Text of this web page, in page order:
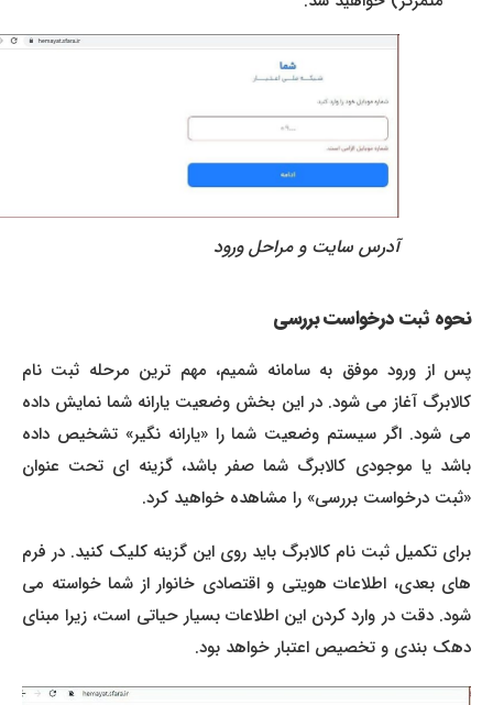
آدرس سایت و مراحل ورود
نحوه ثبت درخواست بررسی
پس از ورود موفق به سامانه شمیم، مهم ترین مرحله ثبت نام
کالابرگ آغاز می شود. در این بخش وضعیت یارانه شما نمایش داده
می شود. اگر سیستم وضعیت شما را «یارانه نگیر» تشخیص داده
باشد یا موجودی کالابرگ شما صفر باشد، گزینه ای تحت عنوان
«ثبت درخواست بررسی» را مشاهده خواهید کرد.
برای تکمیل ثبت نام کالابرگ باید روی این گزینه کلیک کنید. در فرم
های بعدی، اطلاعات هویتی و اقتصادی خانوار از شما خواسته می
شود. دقت در وارد کردن این اطلاعات بسیار حیاتی است، زیرا مبنای
دهک بندی و تخصیص اعتبار خواهد بود.